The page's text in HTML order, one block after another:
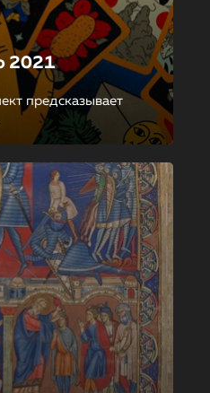
2021
предсказывает